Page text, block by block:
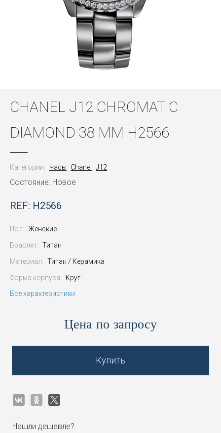
CHANEL J12 CHROMATIC
DIAMOND 38 MM H2566
Категории: Часы Chanel J12
Состояние: Новое
REF: H2566
Пол: Женские
Браслет: Титан
Материал: Титан / Керамика
Форма корпуса:
Круг
Все характеристики
Цена по запросу
Купить
Нашли дешевле?